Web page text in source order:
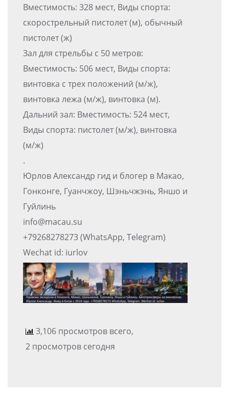
Вместимость: 328 мест, Виды спорта:
скорострельный пистолет (м), обычный
пистолет (ж)
Зал для стрельбы с 50 метров:
Вместимость: 506 мест, Виды спорта:
винтовка с трех положений (м/ж),
винтовка лежа (м/ж), винтовка (м).
Дальний зал: Вместимость: 524 мест,
Виды спорта: пистолет (м/ж), винтовка
(м/ж)
.
Юрлов Александр гид и блогер в Макао,
Гонконге, Гуанчжоу, Шэньчжэнь, Яншо и
Гуйлинь
info@macau.su
+79268278273 (WhatsApp, Telegram)
Wechat id: iurlov
3,106 просмотров всего,
2 просмотров сегодня